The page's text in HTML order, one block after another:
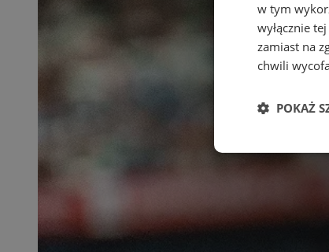
w tym
wyłącznie
zamiast na
chwili
POKAŻ